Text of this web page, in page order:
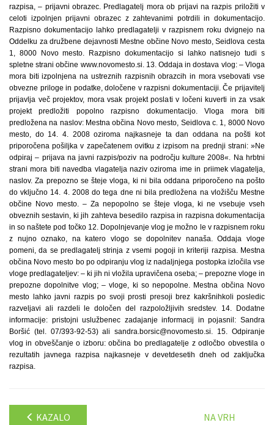
razpisa, – prijavni obrazec. Predlagatelj mora ob prijavi na razpis priložiti v
celoti izpolnjen prijavni obrazec z zahtevanimi potrdili in dokumentacijo.
Razpisno dokumentacijo lahko predlagatelji v razpisnem roku dvignejo na
Oddelku za družbene dejavnosti Mestne občine Novo mesto, Seidlova cesta
1, 8000 Novo mesto. Razpisno dokumentacijo si lahko natisnejo tudi s
spletne strani občine www.novomesto.si. 13. Oddaja in dostava vlog: – Vloga
mora biti izpolnjena na ustreznih razpisnih obrazcih in mora vsebovati vse
obvezne priloge in podatke, določene v razpisni dokumentaciji. Če prijavitelj
prijavlja več projektov, mora vsak projekt poslati v ločeni kuverti in za vsak
projekt predložiti popolno razpisno dokumentacijo. Vloga mora biti
predložena na naslov: Mestna občina Novo mesto, Seidlova c. 1, 8000 Novo
mesto, do 14. 4. 2008 oziroma najkasneje ta dan oddana na pošti kot
priporočena pošiljka v zapečatenem ovitku z izpisom na prednji strani: »Ne
odpiraj – prijava na javni razpis/poziv na področju kulture 2008«. Na hrbtni
strani mora biti navedba vlagatelja naziv oziroma ime in priimek vlagatelja,
naslov. Za prepozno se šteje vloga, ki ni bila oddana priporočeno na pošto
do vključno 14. 4. 2008 do tega dne ni bila predložena na vložišču Mestne
občine Novo mesto. – Za nepopolno se šteje vloga, ki ne vsebuje vseh
obveznih sestavin, ki jih zahteva besedilo razpisa in razpisna dokumentacija
in so naštete pod točko 12. Dopolnjevanje vlog je možno le v razpisnem roku
z nujno oznako, na katero vlogo se dopolnitev nanaša. Oddaja vloge
pomeni, da se predlagatelj strinja z vsemi pogoji in kriteriji razpisa. Mestna
občina Novo mesto bo po odpiranju vlog iz nadaljnjega postopka izločila vse
vloge predlagateljev: – ki jih ni vložila upravičena oseba; – prepozne vloge in
prepozne dopolnitve vlog; – vloge, ki so nepopolne. Mestna občina Novo
mesto lahko javni razpis po svoji prosti presoji brez kakršnihkoli posledic
razveljavi ali razdeli le določen del razpoložljivih sredstev. 14. Dodatne
informacije: pristojni uslužbenec zadajanje informacij in pojasnil: Sandra
Boršić (tel. 07/393-92-53) ali sandra.borsic@novomesto.si. 15. Odpiranje
vlog in obveščanje o izboru: občina bo predlagatelje z odločbo obvestila o
rezultatih javnega razpisa najkasneje v devetdesetih dneh od zaključka
razpisa.
KAZALO NA VRH